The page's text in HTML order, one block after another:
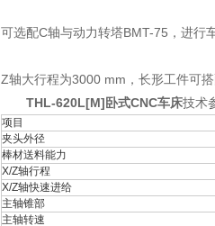
可选配C轴与动力转塔BMT-75，进行
Z轴大行程为3000 mm，长形工件可
THL-620L[M]卧式CNC车床技术
项目
夹头外径
棒材送料能力
X/Z轴行程
X/Z轴快速进给
主轴锥部
主轴转速